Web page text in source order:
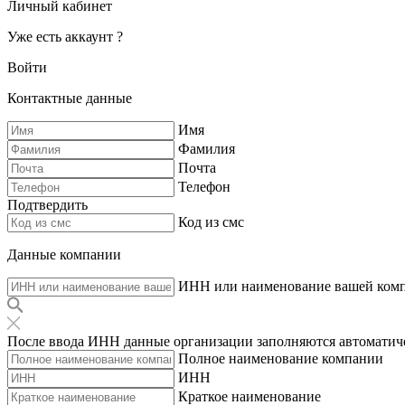
Личный кабинет
Уже есть аккаунт ?
Войти
Контактные данные
Имя
Фамилия
Почта
Телефон
Подтвердить
Код из смс
Данные компании
ИНН или наименование вашей
После ввода ИНН данные организации заполняются
Полное наименование компании
ИНН
Краткое наименование